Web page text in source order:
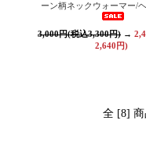
ーン柄ネックウォーマー/
3,000円(税込3,300円) →
2,640円)
全 [8]